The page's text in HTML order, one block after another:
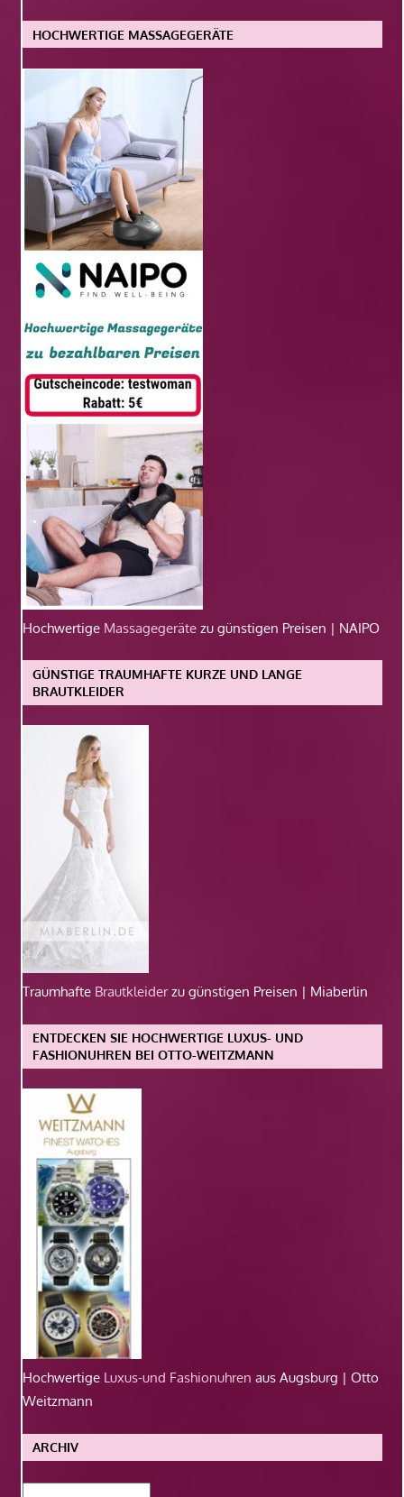
HOCHWERTIGE MASSAGEGERÄTE
Hochwertige Massagegeräte zu günstigen Preisen | NAIPO
GÜNSTIGE TRAUMHAFTE KURZE UND LANGE
BRAUTKLEIDER
Traumhafte Brautkleiderzu günstigen Preisen | Miaberlin
ENTDECKEN SIE HOCHWERTIGE LUXUS- UND
FASHIONUHREN BEI OTTO-WEITZMANN
Hochwertige Luxus-und Fashionuhren aus Augsburg | Otto
Weitzmann
ARCHIV